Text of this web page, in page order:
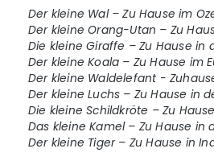
Der kleine Wal – Zu Hause im
Der kleine Orang-Utan – Zu
Die kleine Giraffe – Zu Hause in
Der kleine Koala – Zu Hause im
Der kleine Waldelefant -
Der kleine Luchs – Zu Hause in
Die kleine Schildkröte – Zu
Das kleine Kamel – Zu Hause in
Der kleine Tiger – Zu Hause in